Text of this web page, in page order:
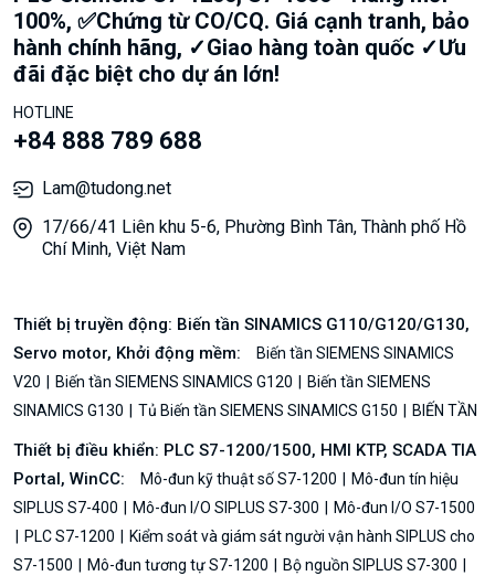
100%, ✅Chứng từ CO/CQ. Giá cạnh tranh, bảo
hành chính hãng, ✓Giao hàng toàn quốc ✓Ưu
đãi đặc biệt cho dự án lớn!
HOTLINE
+84 888 789 688
Lam@tudong.net
17/66/41 Liên khu 5-6, Phường Bình Tân, Thành phố Hồ
Chí Minh, Việt Nam
Thiết bị truyền động: Biến tần SINAMICS G110/G120/G130,
Servo motor, Khởi động mềm:
Biến tần SIEMENS SINAMICS
V20
Biến tần SIEMENS SINAMICS G120
Biến tần SIEMENS
SINAMICS G130
Tủ Biến tần SIEMENS SINAMICS G150 BIẾN TẦN
Thiết bị điều khiển: PLC S7-1200/1500, HMI KTP, SCADA TIA
Portal, WinCC:
Mô-đun kỹ thuật số S7-1200
Mô-đun tín hiệu
SIPLUS S7-400
Mô-đun I/O SIPLUS S7-300
Mô-đun I/O S7-1500
PLC S7-1200
Kiểm soát và giám sát người vận hành SIPLUS cho
S7-1500
Mô-đun tương tự S7-1200
Bộ nguồn SIPLUS S7-300